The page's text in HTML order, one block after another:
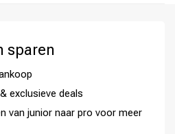
sparen
exclusieve deals
van junior naar pro voor meer